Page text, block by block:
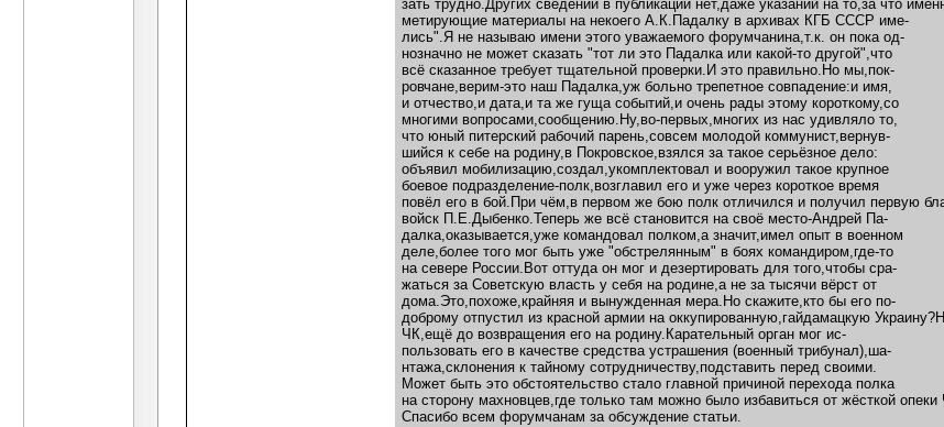
зать трудно.Других сведений в публикации нет,даже указаний на то,за что
метирующие материалы на некоего А.К.Падалку в архивах КГБ СССР име-
лись".Я не называю имени этого уважаемого форумчанина,т.к. он пока од-
нозначно не может сказать "тот ли это Падалка или какой-то другой",что
всё сказанное требует тщательной проверки.И это правильно.Но мы,пок-
ровчане,верим-это наш Падалка,уж больно трепетное совпадение:и имя,
и отчество,и дата,и та же гуща событий,и очень рады этому короткому,со
многими вопросами,сообщению.Ну,во-первых,многих из нас удивляло то,
что юный питерский рабочий парень,совсем молодой коммунист,вернув-
шийся к себе на родину,в Покровское,взялся за такое серьёзное дело:
объявил мобилизацию,создал,укомплектовал и вооружил такое крупное
боевое подразделение-полк,возглавил его и уже через короткое время
повёл его в бой.При чём,в первом же бою полк отличился и получил первую
войск П.Е.Дыбенко.Теперь же всё становится на своё место-Андрей Па-
далка,оказывается,уже командовал полком,а значит,имел опыт в военном
деле,более того мог быть уже "обстрелянным" в боях командиром,где-то
на севере России.Вот оттуда он мог и дезертировать для того,чтобы сра-
жаться за Советскую власть у себя на родине,а не за тысячи вёрст от
дома.Это,похоже,крайняя и вынужденная мера.Но скажите,кто бы его по-
доброму отпустил из красной армии на оккупированную,гайдамацкую
ЧК,ещё до возвращения его на родину.Карательный орган мог ис-
пользовать его в качестве средства устрашения (военный трибунал),ша-
нтажа,склонения к тайному сотрудничеству,подставить перед своими.
Может быть это обстоятельство стало главной причиной перехода полка
на сторону махновцев,где только там можно было избавиться от жёсткой
Спасибо всем форумчанам за обсуждение статьи.